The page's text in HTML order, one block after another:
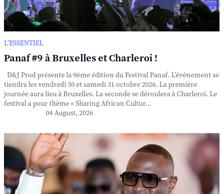
L’ESSENTIEL
Panaf #9 à Bruxelles et Charleroi !
D&J Prod présente la 9ème édition du Festival Panaf. L’événement se
tiendra les vendredi 30 et samedi 31 octobre 2026. La première
journée aura lieu à Bruxelles. La seconde se déroulera à Charleroi. Le
festival a pour thème « Sharing African Cultur...
04 August, 2026